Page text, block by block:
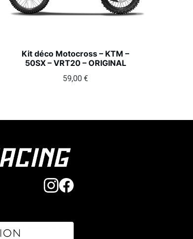
Kit déco Motocross – KTM –
50SX – VRT20 – ORIGINAL
59,00 €